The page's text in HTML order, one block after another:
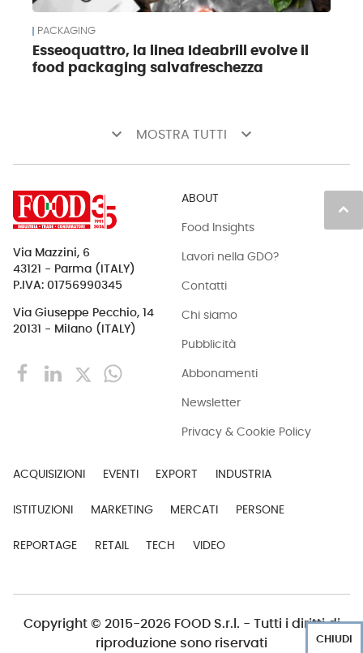
PACKAGING
Esseoquattro, la linea Ideabrill evolve il
food packaging salvafreschezza
keyboard_arrow_down MOSTRA TUTTI keyboard_arrow_down
keyboard_arrow_up
Via Mazzini, 6
43121 - Parma (ITALY)
P.IVA: 01756990345
Via Giuseppe Pecchio, 14
20131 - Milano (ITALY)
ABOUT
Food Insights
Lavori nella GDO?
Contatti
Chi siamo
Pubblicità
Abbonamenti
Newsletter
Privacy & Cookie Policy
ACQUISIZIONI EVENTI EXPORT INDUSTRIA
ISTITUZIONI MARKETING MERCATI PERSONE
REPORTAGE RETAIL TECH VIDEO
Copyright © 2015-2026 FOOD S.r.l. - Tutti i diritti di
riproduzione sono riservati
CHIUDI